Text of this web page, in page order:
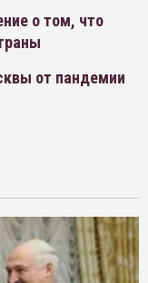
о том, что
от пандемии